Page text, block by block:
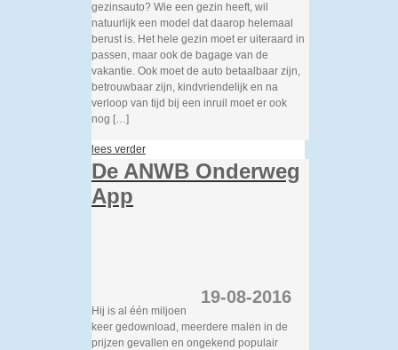
gezinsauto? Wie een gezin heeft, wil
natuurlijk een model dat daarop helemaal
berust is. Het hele gezin moet er uiteraard in
passen, maar ook de bagage van de
vakantie. Ook moet de auto betaalbaar zijn,
betrouwbaar zijn, kindvriendelijk en na
verloop van tijd bij een inruil moet er ook
nog […]
lees verder
De ANWB Onderweg
App
19-08-2016
Hij is al één miljoen
keer gedownload, meerdere malen in de
prijzen gevallen en ongekend populair